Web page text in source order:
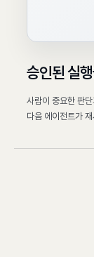
승인된 실
사람이 중요한 판
다음 에이전트가